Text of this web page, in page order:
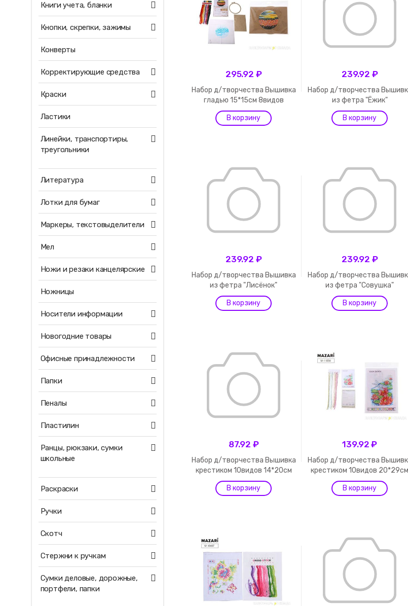
295.92 ₽
Набор д/творчества Вышивка
гладью 15*15см 8видов
239.92 ₽
Набор д/творчества
из фетра "Ёжик"
239.92 ₽
Набор д/творчества Вышивка
из фетра "Лисёнок"
239.92 ₽
Набор д/творчества
из фетра "Совушка"
87.92 ₽
Набор д/творчества Вышивка
крестиком 10видов 14*20см
139.92 ₽
Набор д/творчества
крестиком 10видов 20*29см
Книги учета, бланки
Кнопки, скрепки, зажимы
Конверты
Корректирующие средства
Краски
Ластики
Линейки, транспортиры,
треугольники
Литература
Лотки для бумаг
Маркеры, текстовыделители
Мел
Ножи и резаки канцелярские
Ножницы
Носители информации
Новогодние товары
Офисные принадлежности
Папки
Пеналы
Пластилин
Ранцы, рюкзаки, сумки
школьные
Раскраски
Ручки
Скотч
Стержни к ручкам
Сумки деловые, дорожные,
портфели, папки